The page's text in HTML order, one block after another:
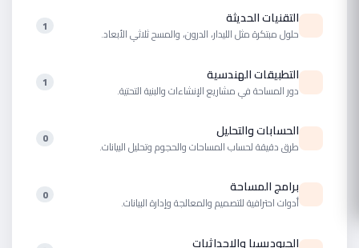
التقنيات الحديثة
حلول مبتكرة مثل الليدار، الدرون، والمسح ثلاثي الأبعاد. 1
التطبيقات الهندسية
دور المساحة في مشاريع الإنشاءات والبنية التحتية. 1
الحسابات والتحليل
طرق دقيقة لحساب المساحات والحجوم وتحليل البيانات. 0
برامج المساحة
أدوات احترافية للتصميم والمعالجة وإدارة البيانات. 0
الجيوديسيا والإحداثيات